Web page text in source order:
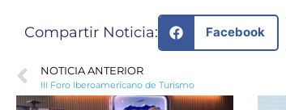
Compartir Noticia: Facebook
NOTICIA ANTERIOR
III Foro Iberoamericano de Turismo